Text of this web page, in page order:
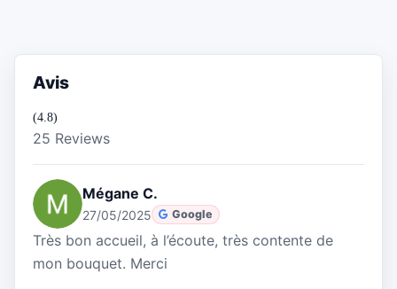
Avis
(4.8)
25 Reviews
Mégane C.
27/05/2025 Google
Très bon accueil, à l’écoute, très contente de
mon bouquet. Merci